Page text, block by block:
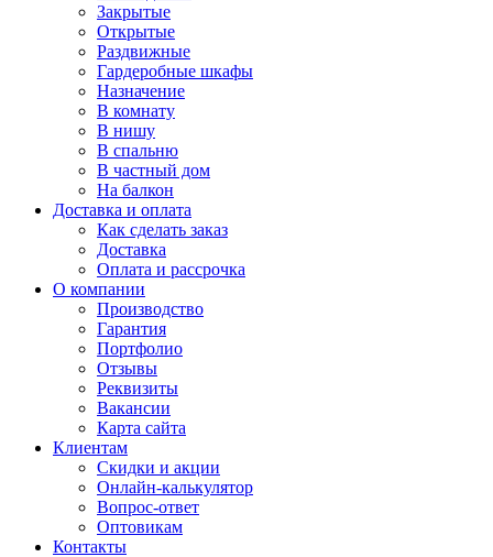
Закрытые
Открытые
Раздвижные
Гардеробные шкафы
Назначение
В комнату
В нишу
В спальню
В частный дом
На балкон
Доставка и оплата
Как сделать заказ
Доставка
Оплата и рассрочка
О компании
Производство
Гарантия
Портфолио
Отзывы
Реквизиты
Вакансии
Карта сайта
Клиентам
Скидки и акции
Онлайн-калькулятор
Вопрос-ответ
Оптовикам
Контакты